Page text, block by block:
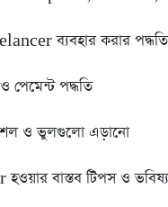
ব্যবহার করার পদ্ধতি
পেমেন্ট পদ্ধতি
ও ভুলগুলো এড়ানো
বাস্তব টিপস ও